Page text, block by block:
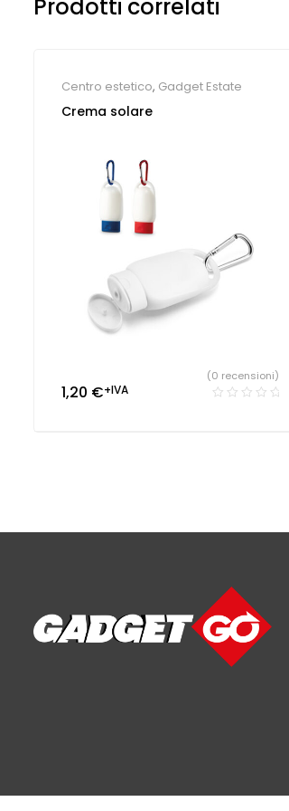
Prodotti correlati
Centro estetico, Gadget Estate
Crema solare
1,20 €+IVA
(0 recensioni)